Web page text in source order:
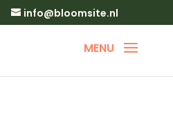
info@bloomsite.nl